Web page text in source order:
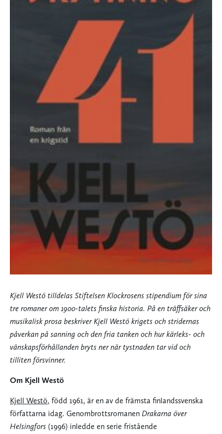
Kjell Westö tilldelas Stiftelsen Klockrosens stipendium för sina
tre romaner om 1900-talets finska historia. På en träffsäker och
musikalisk prosa beskriver Kjell Westö krigets och stridernas
påverkan på sanning och den fria tanken och hur kärleks- och
vänskapsförhållanden bryts ner när tystnaden tar vid och
tilliten försvinner.
Om Kjell Westö
Kjell Westö, född 1961, är en av de främsta finlandssvenska
författarna idag. Genombrottsromanen Drakarna över
Helsingfors (1996) inledde en serie fristående